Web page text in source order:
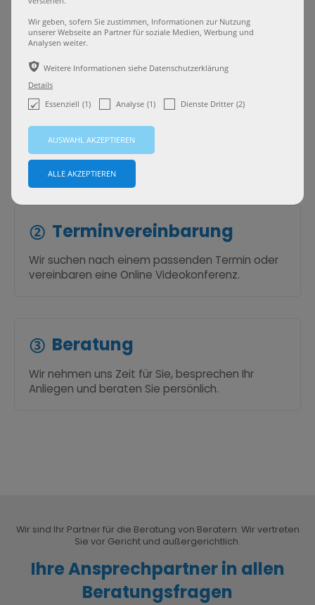
rechtlichen Unsicherheiten!
Erster Kontakt
Rufen Sie uns an oder füllen Sie unser
Kontaktformularaus. Wir melden uns umgehend
bei Ihnen.
Terminvereinbarung
Wir suchen nach einem passenden Termin oder
vereinbaren eine Online Videokonferenz.
Beratung
Wir nehmen uns Zeit für Sie, besprechen Ihr
Anliegen und beraten Sie persönlich.
Wir sind Ihr Partner für die Beratung von Beratern. Wir vertreten
Sie vor Gericht und außergerichtlich.
Ihre Ansprechpartner in allen
Beratungsfragen
Wir geben, sofern Sie zustimmen, Informationen zur Nutzung
unserer Webseite an Partner für soziale Medien, Werbung und
Analysen weiter.
ѣ Weitere Informationen siehe Datenschutzerklärung
Details
Essenziell (1) Analyse (1) Dienste Dritter (2)